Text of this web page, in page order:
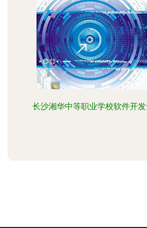
长沙湘华中等职业学校软件开